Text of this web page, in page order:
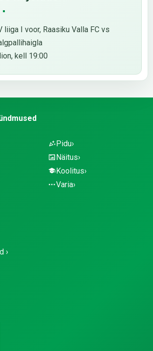
liiga I voor, Raasiku Valla FC vs
kell 19:00
Pidu
Näitus
Koolitus
Varia